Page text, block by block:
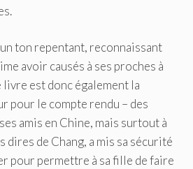
ton repentant, reconnaissant
avoir causés à ses proches à
est donc également la
pour le compte rendu – des
amis en Chine, mais surtout à
dires de Chang, a mis sa sécurité
pour permettre à sa fille de faire